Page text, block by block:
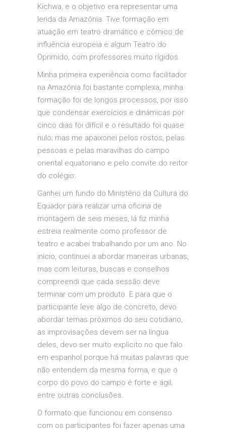
Kichwa, e o objetivo era representar uma
lenda da Amazônia. Tive formação em
atuação em teatro dramático e cômico de
influência europeia e algum Teatro do
Oprimido, com professores muito rígidos.
Minha primeira experiência como facilitador
na Amazônia foi bastante complexa, minha
formação foi de longos processos, por isso
que condensar exercícios e dinâmicas por
cinco dias foi difícil e o resultado foi quase
nulo; mas me apaixonei pelos rostos, pelas
pessoas e pelas maravilhas do campo
oriental equatoriano e pelo convite do reitor
do colégio.
Ganhei um fundo do Ministério da Cultura do
Equador para realizar uma oficina de
montagem de seis meses, lá fiz minha
estreia realmente como professor de
teatro e acabei trabalhando por um ano. No
início, continuei a abordar maneiras urbanas,
mas com leituras, buscas e conselhos
compreendi que cada sessão deve
terminar com um produto. E para que o
participante leve algo de concreto, devo
abordar temas próximos do seu cotidiano,
as improvisações devem ser na língua
deles, devo ser muito explícito no que falo
em espanhol porque há muitas palavras que
não entendem da mesma forma, e que o
corpo do povo do campo é forte e ágil;
entre outras conclusões.
O formato que funcionou em consenso
com os participantes foi fazer apenas uma